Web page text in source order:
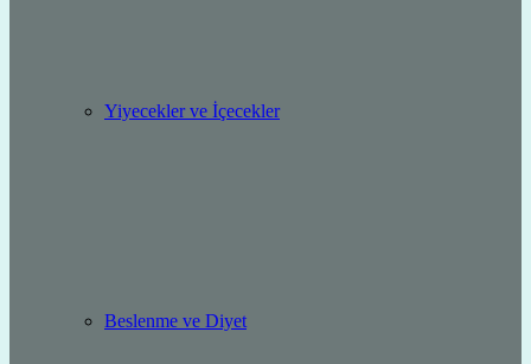
Yiyecekler ve İçecekler
Beslenme ve Diyet